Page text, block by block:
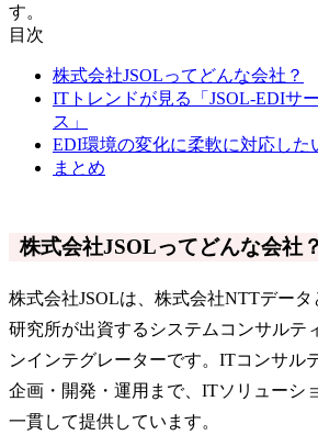
す。
目次
株式会社JSOLってどんな会社？
ITトレンドが見る「JSOL-EDIサ
ス」
EDI環境の変化に柔軟に対応した
まとめ
株式会社JSOLってどんな会社？
株式会社JSOLは、株式会社NTTデー
研究所が出資するシステムコンサルテ
ンインテグレーターです。ITコンサル
企画・開発・運用まで、ITソリューシ
一貫して提供しています。